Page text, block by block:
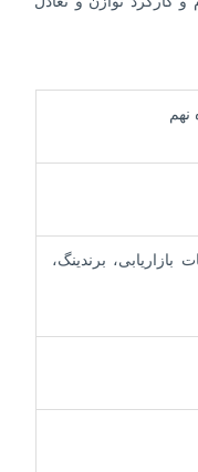
نهم
برندینگ،